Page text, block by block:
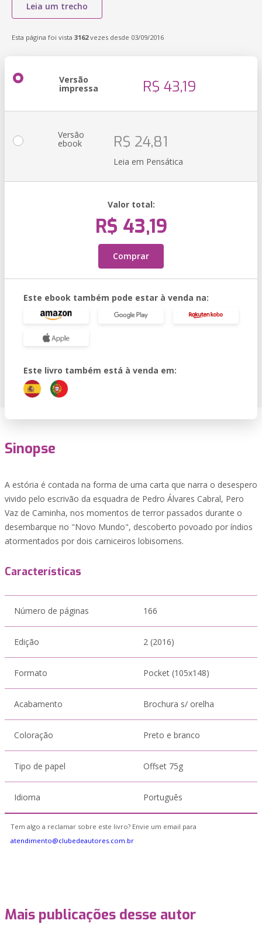
Leia um trecho
Esta página foi vista 3162vezes desde 03/09/2016
Versão
impressa R$ 43,19
Versão
ebook R$ 24,81
Leia em Pensática
Valor total:
R$ 43,19
Comprar
Este ebook também pode estar à venda na:
Este livro também está à venda em:
Sinopse
A estória é contada na forma de uma carta que narra o desespero
vivido pelo escrivão da esquadra de Pedro Álvares Cabral, Pero
Vaz de Caminha, nos momentos de terror passados durante o
desembarque no "Novo Mundo", descoberto povoado por índios
atormentados por dois carniceiros lobisomens.
Características
Número de páginas 166
Edição 2 (2016)
Formato Pocket (105x148)
Acabamento Brochura s/ orelha
Coloração Preto e branco
Tipo de papel Offset 75g
Idioma Português
Tem algo a reclamar sobre este livro? Envie um email para
atendimento@clubedeautores.com.br
Mais publicações desse autor